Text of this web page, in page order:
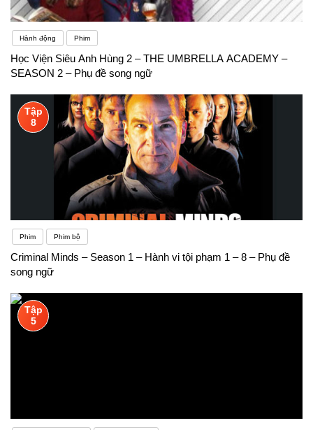
Hành động Phim
Học Viện Siêu Anh Hùng 2 – THE UMBRELLA ACADEMY –
SEASON 2 – Phụ đề song ngữ
Tập
8
Phim Phim bộ
Criminal Minds – Season 1 – Hành vi tội phạm 1 – 8 – Phụ đề
song ngữ
Tập
5